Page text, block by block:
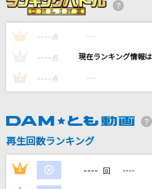
いきものがかり
[生音]カブトムシ
プルメリア
Mrs. GREEN APPLE
1 ---- 点 ----
---- 点 ----
3 ---- 点 ----
再生回数ランキング
1 ---- 回 ----